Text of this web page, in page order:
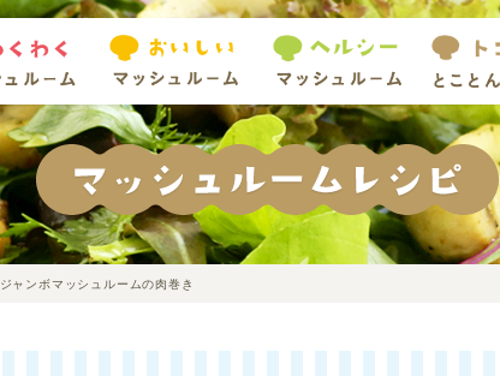
ジャンボマッシュルームの肉巻き